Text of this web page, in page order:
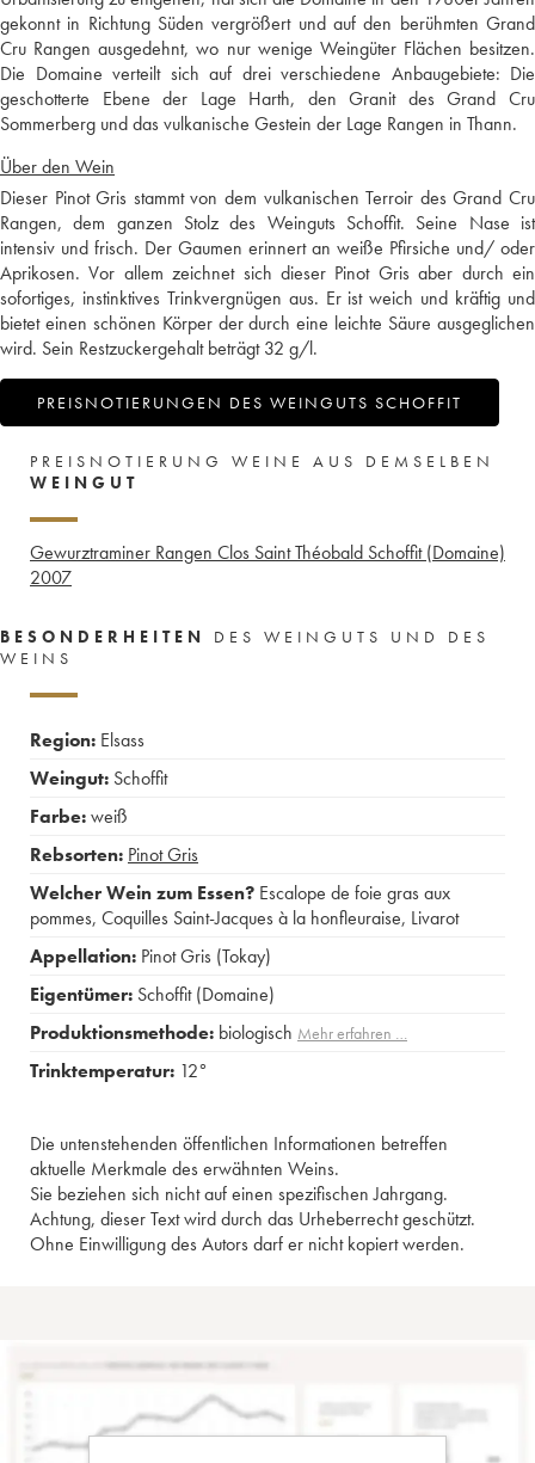
gekonnt in Richtung Süden vergrößert und auf den berühmten Grand
Cru Rangen ausgedehnt, wo nur wenige Weingüter Flächen besitzen.
Die Domaine verteilt sich auf drei verschiedene Anbaugebiete: Die
geschotterte Ebene der Lage Harth, den Granit des Grand Cru
Sommerberg und das vulkanische Gestein der Lage Rangen in Thann.
Über den Wein
Dieser Pinot Gris stammt von dem vulkanischen Terroir des Grand Cru
Rangen, dem ganzen Stolz des Weinguts Schoffit. Seine Nase ist
intensiv und frisch. Der Gaumen erinnert an weiße Pfirsiche und/ oder
Aprikosen. Vor allem zeichnet sich dieser Pinot Gris aber durch ein
sofortiges, instinktives Trinkvergnügen aus. Er ist weich und kräftig und
bietet einen schönen Körper der durch eine leichte Säure ausgeglichen
wird. Sein Restzuckergehalt beträgt 32 g/l.
PREISNOTIERUNGEN DES WEINGUTS SCHOFFIT
PREISNOTIERUNG WEINE AUS DEMSELBEN
WEINGUT
Gewurztraminer Rangen Clos Saint Théobald Schoffit (Domaine)
2007
BESONDERHEITEN
DES WEINGUTS UND DES
WEINS
Region: Elsass
Weingut: Schoffit
Farbe:weiß
Rebsorten: Pinot Gris
Welcher Wein zum Essen? Escalope de foie gras aux
pommes, Coquilles Saint-Jacques à la honfleuraise, Livarot
Appellation: Pinot Gris (Tokay)
Eigentümer: Schoffit (Domaine)
Produktionsmethode: biologisch Mehr erfahren …
Trinktemperatur: 12°
Die untenstehenden öffentlichen Informationen betreffen
aktuelle Merkmale des erwähnten Weins.
Sie beziehen sich nicht auf einen spezifischen Jahrgang.
Achtung, dieser Text wird durch das Urheberrecht geschützt.
Ohne Einwilligung des Autors darf er nicht kopiert werden.